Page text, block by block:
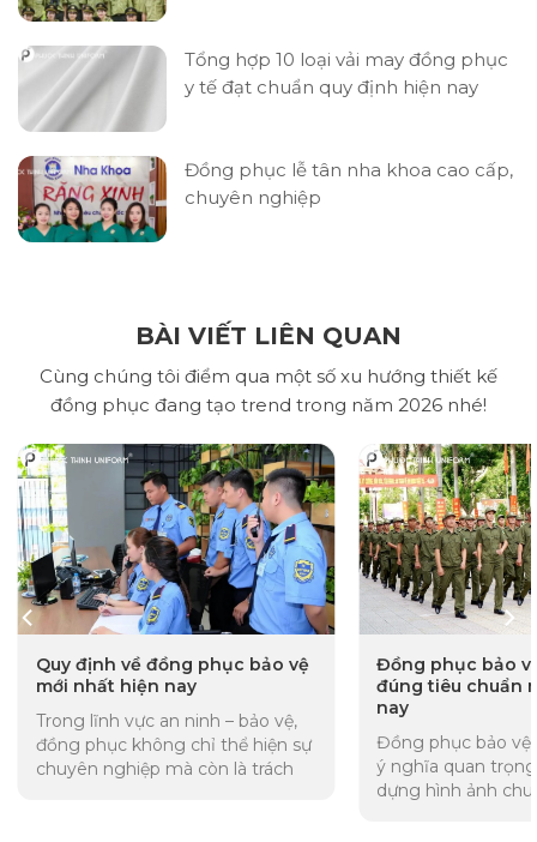
Tổng hợp 10 loại vải may đồng phục
y tế đạt chuẩn quy định hiện nay
Đồng phục lễ tân nha khoa cao cấp,
chuyên nghiệp
BÀI VIẾT LIÊN QUAN
Cùng chúng tôi điểm qua một số xu hướng thiết kế
đồng phục đang tạo trend trong năm 2026 nhé!
Quy định về đồng phục bảo vệ
mới nhất hiện nay
Trong lĩnh vực an ninh – bảo vệ,
đồng phục không chỉ thể hiện sự
chuyên nghiệp mà còn là trách
Đồng phục bảo
đúng tiêu chuẩn
nay
Đồng phục bảo vệ
ý nghĩa quan
dựng hình ảnh